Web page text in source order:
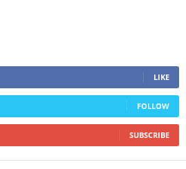
LIKE
FOLLOW
SUBSCRIBE